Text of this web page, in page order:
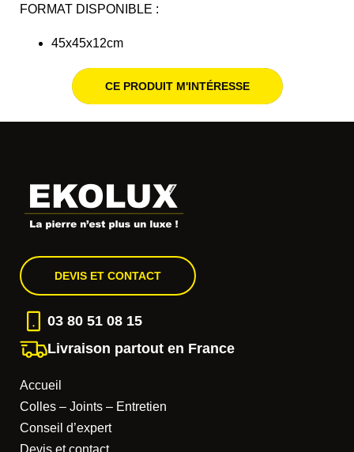
FORMAT DISPONIBLE :
45x45x12cm
CE PRODUIT M'INTÉRESSE
DEVIS ET CONTACT
03 80 51 08 15
Livraison partout en France
Accueil
Colles – Joints – Entretien
Conseil d’expert